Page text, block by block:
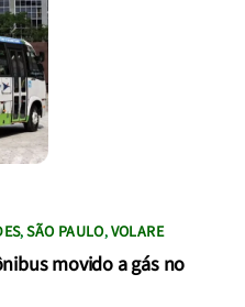
,SÃO PAULO,VOLARE
movido a gás no